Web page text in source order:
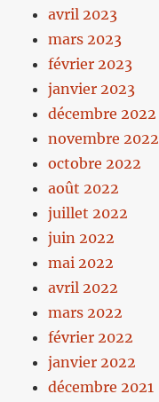
avril 2023
mars 2023
février 2023
janvier 2023
décembre 2022
novembre 2022
octobre 2022
août 2022
juillet 2022
juin 2022
mai 2022
avril 2022
mars 2022
février 2022
janvier 2022
décembre 2021